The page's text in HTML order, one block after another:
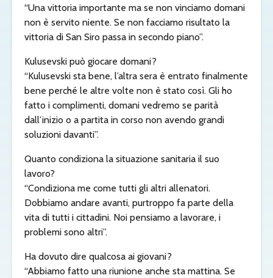
“Una vittoria importante ma se non vinciamo domani
non è servito niente. Se non facciamo risultato la
vittoria di San Siro passa in secondo piano”.
Kulusevski può giocare domani?
“Kulusevski sta bene, l’altra sera è entrato finalmente
bene perché le altre volte non è stato così. Gli ho
fatto i complimenti, domani vedremo se parità
dall’inizio o a partita in corso non avendo grandi
soluzioni davanti”.
Quanto condiziona la situazione sanitaria il suo
lavoro?
“Condiziona me come tutti gli altri allenatori.
Dobbiamo andare avanti, purtroppo fa parte della
vita di tutti i cittadini. Noi pensiamo a lavorare, i
problemi sono altri”.
Ha dovuto dire qualcosa ai giovani?
“Abbiamo fatto una riunione anche sta mattina. Se